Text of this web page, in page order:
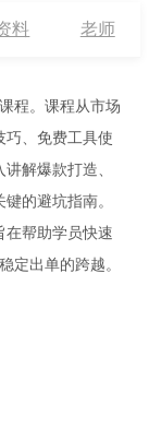
料 老师
程。课程从市场
巧、免费工具使
解爆款打造、
的避坑指南。
在帮助学员快速
定出单的跨越。